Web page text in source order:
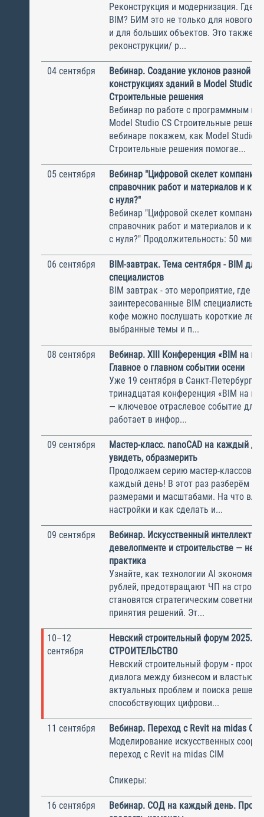
Реконструкция и модернизация. Где в
BIM? БИМ это не только для нового
и для больших объектов. Это также и
реконструкции/ р...
04 сентября
Вебинар. Создание уклонов разной
конструкциях зданий в Model Studio
Строительные решения
Вебинар по работе с программным
Model Studio CS Строительные
вебинаре покажем, как Model Studio
Строительные решения помогае...
05 сентября
Вебинар "Цифровой скелет
справочник работ и материалов и как
с нуля?"
Вебинар "Цифровой скелет
справочник работ и материалов и как
с нуля?" Продолжительность: 50
06 сентября
BIM-завтрак. Тема сентября - BIM
специалистов
BIM завтрак - это мероприятие, где
заинтересованные BIM специалисты.
кофе можно послушать короткие
выбранные темы и п...
08 сентября
Вебинар. XIII Конференция «BIM на
Главное о главном событии осени
Уже 19 сентября в Санкт-Петербурге
тринадцатая конференция «BIM на
— ключевое отраслевое событие для
работает в инфор...
09 сентября
Мастер-класс. nanoCAD на каждый
увидеть, образмерить
Продолжаем серию мастер-классов
каждый день! В этот раз разберём
размерами и масштабами. На что
настройки и как сделать и...
09 сентября
Вебинар. Искусственный интеллект в
девелопменте и строительстве — не
практика
Узнайте, как технологии AI экономят
рублей, предотвращают ЧП на
становятся стратегическим
принятия решений. Эт...
10–12
сентября
Невский строительный форум 2025.
СТРОИТЕЛЬСТВО
Невский строительный форум -
диалога между бизнесом и властью,
актуальных проблем и поиска
способствующих цифрови...
11 сентября
Вебинар. Переход с Revit на midas CIM
Моделирование искусственных
переход с Revit на midas CIM
Спикеры:
16 сентября
Вебинар. СОД на каждый день.